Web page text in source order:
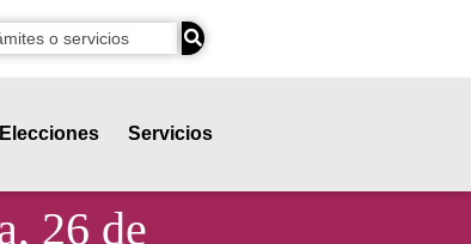
Servicios
26 de